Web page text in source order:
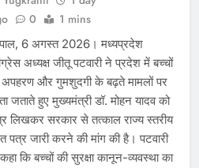
0 1 mins
6 अगस्त 2026। मध्यप्रदेश
अध्यक्ष जीतू पटवारी ने प्रदेश में बच्चों
और गुमशुदगी के बढ़ते मामलों पर
जताते हुए मुख्यमंत्री डॉ. मोहन यादव को
लिखकर सरकार से तत्काल राज्य स्तरीय
पत्र जारी करने की मांग की है। पटवारी
कि बच्चों की सुरक्षा कानून-व्यवस्था का